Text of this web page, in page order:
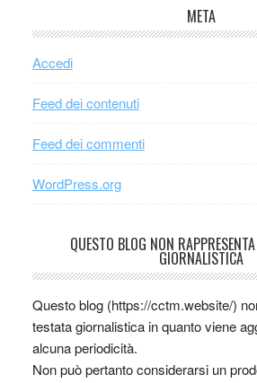
META
Accedi
Feed dei contenuti
Feed dei commenti
WordPress.org
QUESTO BLOG NON
GIORNALISTICA
Questo blog (https://cctm.website/)
testata giornalistica in quanto viene
alcuna periodicità.
Non può pertanto considerarsi un